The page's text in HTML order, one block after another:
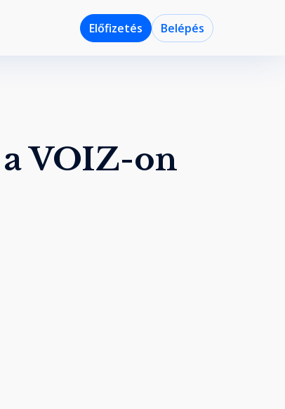
Előfizetés Belépés
VOIZ-on